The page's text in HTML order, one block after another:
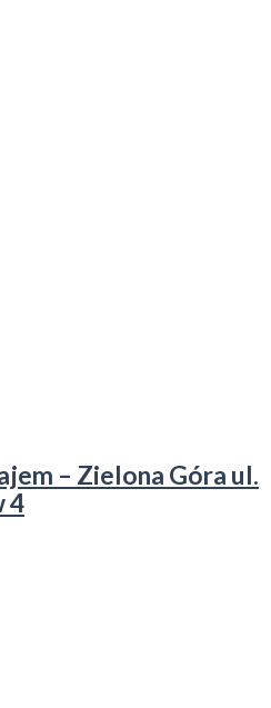
– Zielona Góra ul.
4